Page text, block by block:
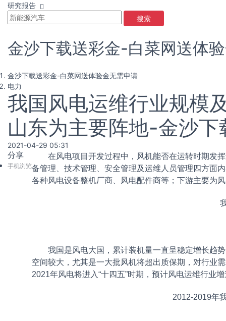
研究报告
搜索
金沙下载送彩金-白菜网送体
金沙下载送彩金-白菜网送体验金无需申请
电力
我国风电运维行业规模
山东为主要阵地-金沙下
2021-04-29 05:31
分享
手机浏览
在风电项目开发过程中，风机能否在运转时期发挥
备管理、技术管理、安全管理及运维人员管理四方面
各种风电设备整机厂商、风电配件商等；下游主要为
我国是风电大国，累计装机量一直呈稳定增长趋势
空间较大，尤其是一大批风机将超出质保期，对行业
2021年风电将进入“十四五”时期，预计风电运维行业
2012-2019年